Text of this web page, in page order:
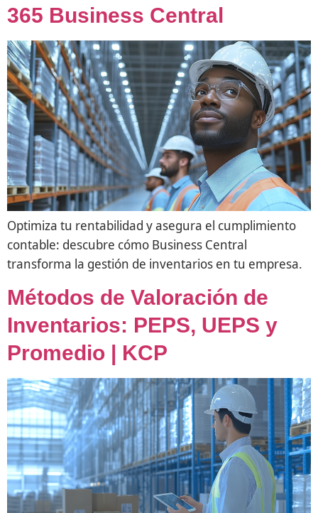
365 Business Central
Optimiza tu rentabilidad y asegura el cumplimiento
contable: descubre cómo Business Central
transforma la gestión de inventarios en tu empresa.
Métodos de Valoración de
Inventarios: PEPS, UEPS y
Promedio | KCP